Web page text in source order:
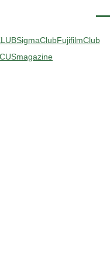
SigmaClubFujifilmClub